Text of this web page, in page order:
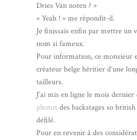
Dries Van noten ? »
« Yeah ! » me répondit-il.
Je finissais enfin par mettre un
nom si fameux.
Pour information, ce monsieur
créateur belge héritier d’une
tailleurs.
J’ai mis en ligne le mois dernier
photos des backstages so
défilé.
Pour en revenir à des